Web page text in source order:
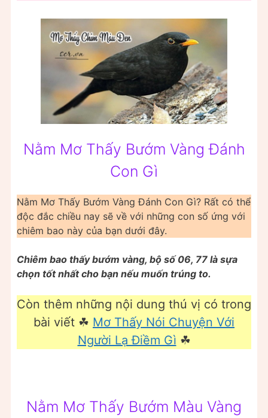
Nằm Mơ Thấy Bướm Vàng Đánh
Con Gì
Nằm Mơ Thấy Bướm Vàng Đánh Con Gì? Rất có thể
độc đắc chiều nay sẽ về với những con số ứng với
chiêm bao này của bạn dưới đây.
Chiêm bao thấy bướm vàng, bộ số 06, 77 là sựa
chọn tốt nhất cho bạn nếu muốn trúng to.
Còn thêm những nội dung thú vị có trong
bài viết ☘ Mơ Thấy Nói Chuyện Với
Người Lạ Điềm Gì ☘
Nằm Mơ Thấy Bướm Màu Vàng